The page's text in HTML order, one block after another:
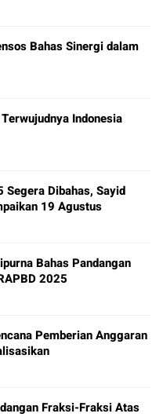
Bahas Sinergi dalam
Indonesia
Dibahas, Sayid
19 Agustus
Bahas Pandangan
2025
Pemberian Anggaran
Fraksi-Fraksi Atas